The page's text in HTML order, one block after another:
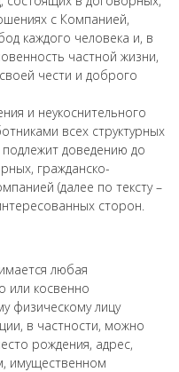
с Компанией,
каждого человека и, в
частной жизни,
чести и доброго
и неукоснительного
всех структурных
доведению до
гражданско-
(далее по тексту –
сторон.
любая
или косвенно
физическому лицу
в частности, можно
рождения, адрес,
имущественном